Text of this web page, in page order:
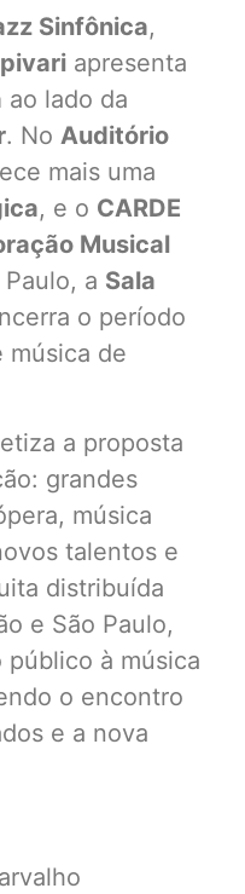
Sinfônica,
apresenta
ao lado da
. No Auditório
mais uma
, e o CARDE
Musical
Paulo, a Sala
o período
música de
a proposta
grandes
música
talentos e
distribuída
e São Paulo,
público à música
o encontro
e a nova